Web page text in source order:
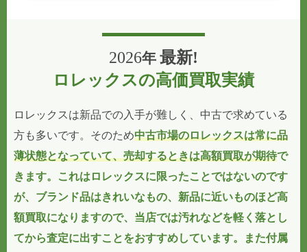
2026年 最新!
ロレックスの高価買取実績
ロレックスは新品での入手が難しく、中古で求めている
方も多いです。そのため中古市場のロレックスは常に品
薄状態となっていて、売却するときは高額買取が期待で
きます。これはロレックスに限ったことではないのです
が、ブランド品はきれいなもの、新品に近いものほど高
額買取になりますので、当店では汚れなどを軽く落とし
てから査定に出すことをおすすめしています。また付属